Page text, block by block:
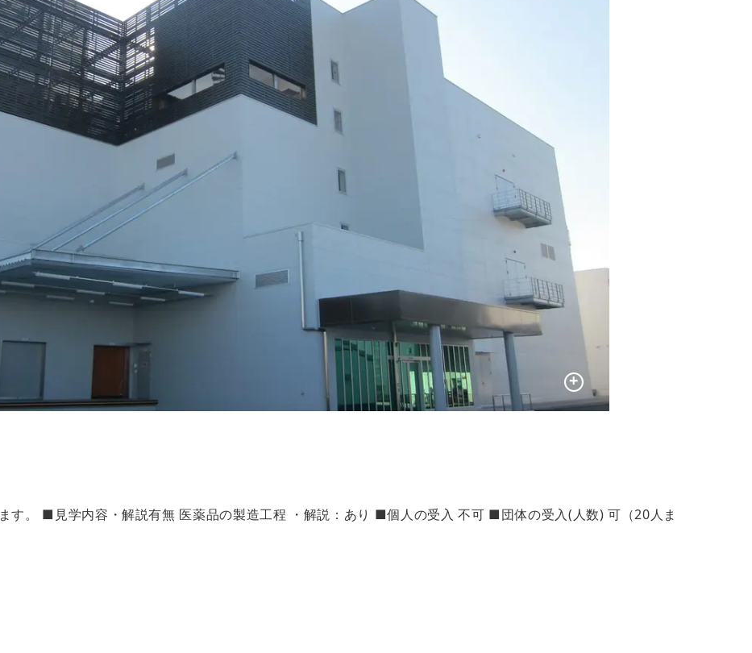
す。 ■見学内容・解説有無 医薬品の製造工程 ・解説：あり ■個人の受入 不可 ■団体の受入(人数) 可（20人ま